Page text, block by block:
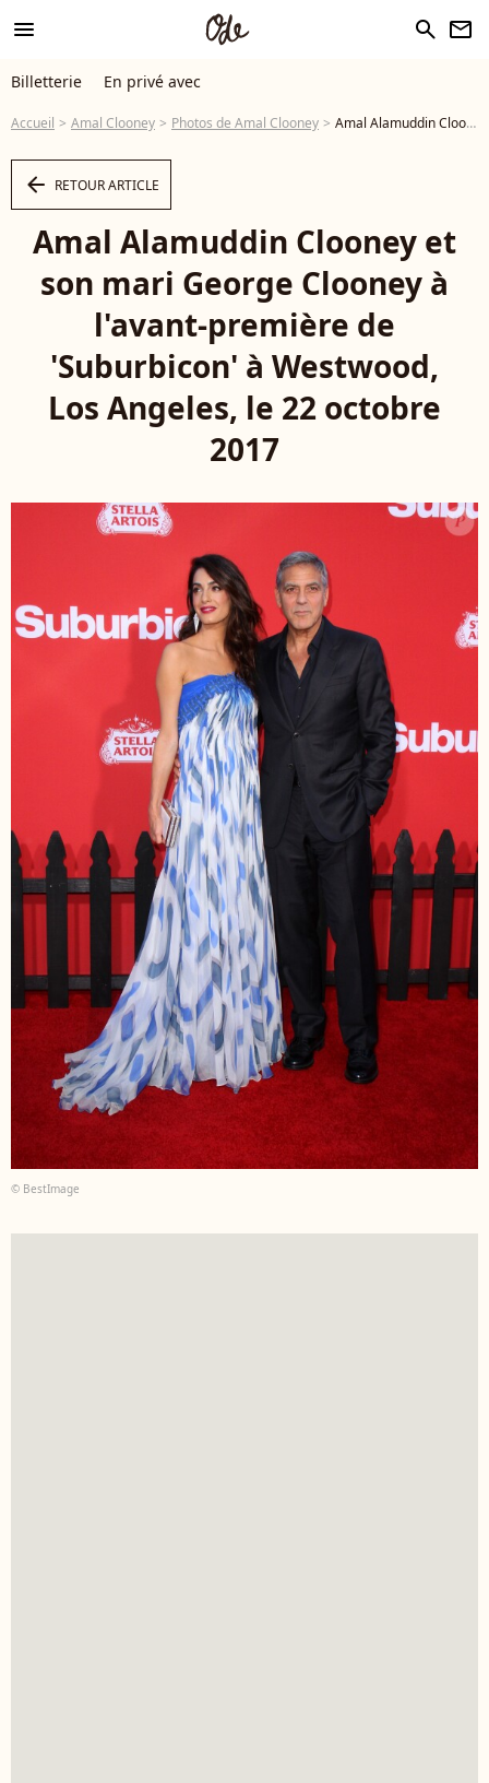
menu search newsletter
Billetterie En privé avec
Accueil Amal Clooney Photos de Amal Clooney Amal Alamuddin Clooney et son mari George Clooney à l'avant-première de 'Suburbicon' à Westwood, Los Angeles, le 22 octobre 2017 © AdMedia via Zuma/Bestimage - Photo
arrow_left RETOUR ARTICLE
Amal Alamuddin Clooney et
son mari George Clooney à
l'avant-première de
'Suburbicon' à Westwood,
Los Angeles, le 22 octobre
2017
© BestImage